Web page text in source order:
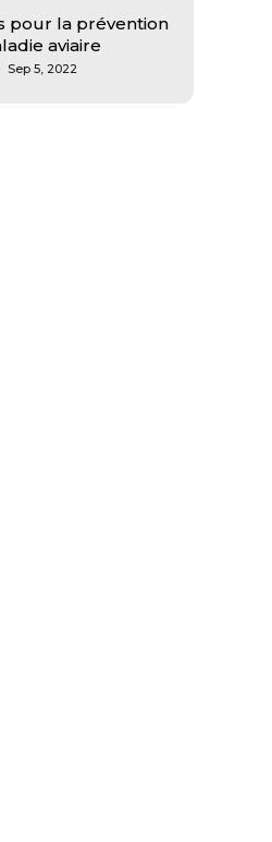
pour la prévention
aviaire
Sep 5, 2022